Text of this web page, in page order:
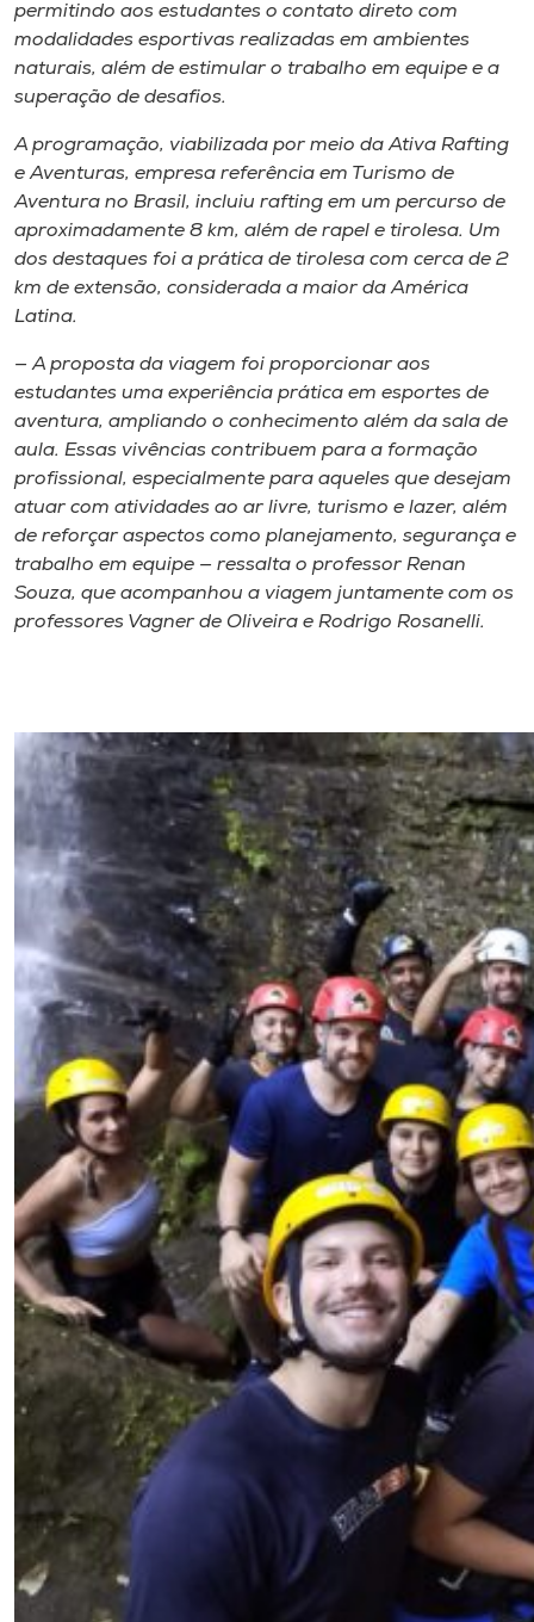
Unoesc
Store
Selecione
o idioma
A+
A-
permitindo aos estudantes o contato direto com
modalidades esportivas realizadas em ambientes
naturais, além de estimular o trabalho em equipe e a
superação de desafios.
A programação, viabilizada por meio da Ativa Rafting
e Aventuras, empresa referência em Turismo de
Aventura no Brasil, incluiu rafting em um percurso de
aproximadamente 8 km, além de rapel e tirolesa. Um
dos destaques foi a prática de tirolesa com cerca de 2
km de extensão, considerada a maior da América
Latina.
— A proposta da viagem foi proporcionar aos
estudantes uma experiência prática em esportes de
aventura, ampliando o conhecimento além da sala de
aula. Essas vivências contribuem para a formação
profissional, especialmente para aqueles que desejam
atuar com atividades ao ar livre, turismo e lazer, além
de reforçar aspectos como planejamento, segurança e
trabalho em equipe — ressalta o professor Renan
Souza, que acompanhou a viagem juntamente com os
professores Vagner de Oliveira e Rodrigo Rosanelli.